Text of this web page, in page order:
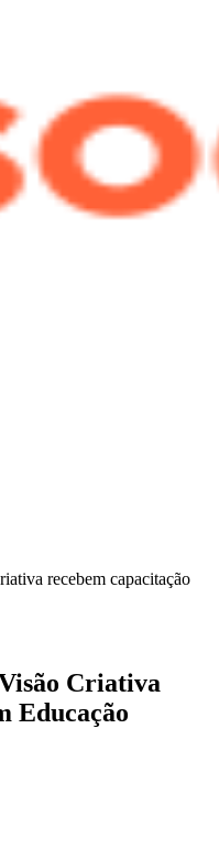
recebem capacitação
Criativa
Educação